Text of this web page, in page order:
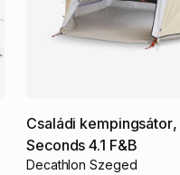
Családi kempingsátor​,​
Seconds 4.1 F&B
Decathlon Szeged